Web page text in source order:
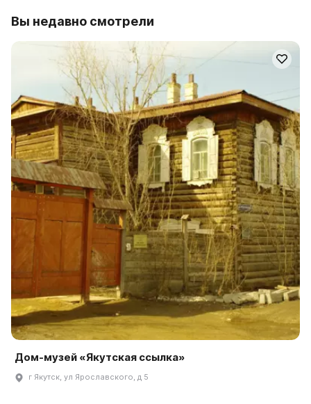
Вы недавно смотрели
Дом-музей «Якутская ссылка»
г Якутск, ул Ярославского, д 5